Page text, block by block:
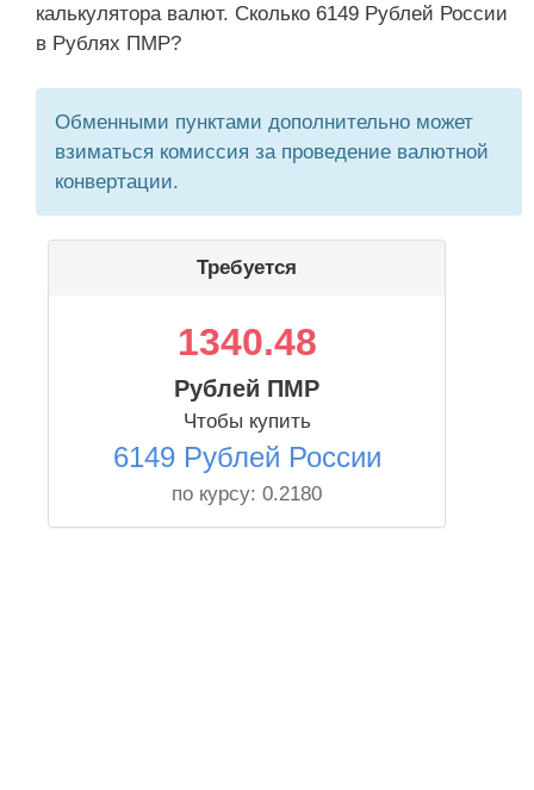
калькулятора валют. Сколько 6149 Рублей России
в Рублях ПМР?
Обменными пунктами дополнительно может
взиматься комиссия за проведение валютной
конвертации.
Требуется
1340.48
Рублей ПМР
Чтобы купить
6149 Рублей России
по курсу: 0.2180